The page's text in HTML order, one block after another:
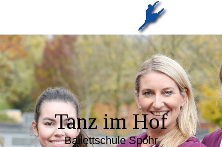
Tanz im Hof
Ballettschule Spohr